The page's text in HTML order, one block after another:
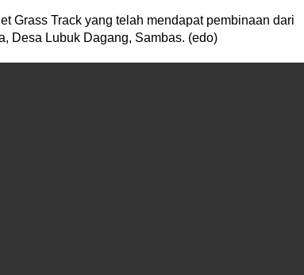
Grass Track yang telah mendapat pembinaan dari
Desa Lubuk Dagang, Sambas. (edo)